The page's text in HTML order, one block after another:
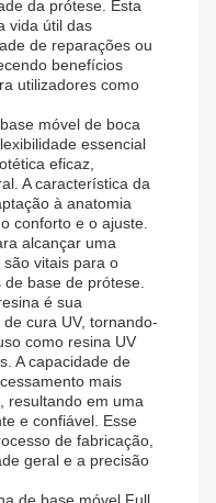
da prótese. Esta
vida útil das
de reparações ou
benefícios
utilizadores como
móvel de boca
essencial
eficaz,
A característica da
à anatomia
conforto e o ajuste.
alcançar uma
vitais para o
base de prótese.
é sua
cura UV, tornando-
como resina UV
A capacidade de
mais
resultando em uma
e confiável. Esse
de fabricação,
geral e a precisão